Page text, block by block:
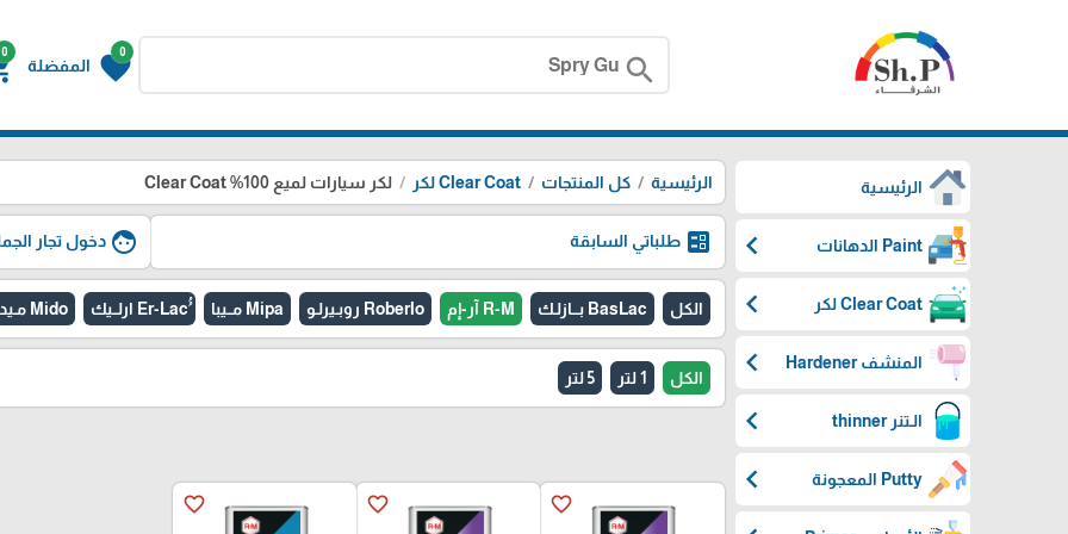
search
0
favorite المفضلة
0
الرئيسية
Paint الدهانات chevron_left
Clear Coat لكر chevron_left
المنشف Hardener chevron_left
الـتنر thinner chevron_left
Putty المعجونة chevron_left
الرئيسية كل المنتجات Clear Coat لكر لكر سيارات لميع 100% Clear Coat
ballot طلباتي السابقة face دخول تجار
الكل BasLac بـــازلـك R-M آر-إم Roberlo روبـيرلـو Mipa مــيبا Mido مـيدو
الكل 1 لتر 5 لتر
favorite_border
favorite_border
favorite_border